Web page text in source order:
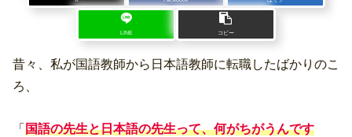
LINE コピー
昔々、私が国語教師から日本語教師に転職したばかりのこ
ろ、
「 国語の先生と日本語の先生って、何がちがうんです